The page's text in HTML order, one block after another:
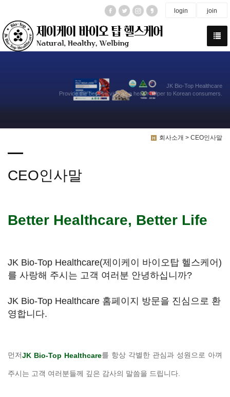
login join
JK Bio-Top Healthcare
Provide the best service as a health helper to Korean consumers.
회사소개 > CEO인사말
CEO인사말
Better Healthcare, Better Life
JK Bio-Top Healthcare(제이케이 바이오탑 헬스케어)
를 사랑해 주시는 고객 여러분 안녕하십니까?
JK Bio-Top Healthcare 홈페이지 방문을 진심으로 환
영합니다.
먼저JK Bio-Top Healthcare를 항상 각별한 관심과 성원으로 아껴
주시는 고객 여러분들께 깊은 감사의 말씀을 드립니다.